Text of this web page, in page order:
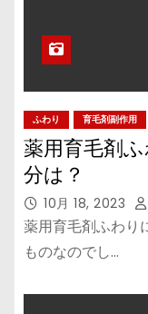
ふわり 育毛剤副作用
薬用育毛剤
分は？
10月 18, 2023
薬用育毛剤ふわり
ものなのでし…